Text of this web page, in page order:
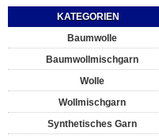
KATEGORIEN
Baumwolle
Baumwollmischgarn
Wolle
Wollmischgarn
Synthetisches Garn